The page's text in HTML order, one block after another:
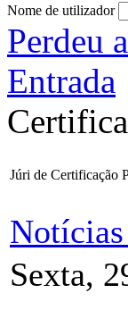
Nome de utilizador
Perdeu
Entrada
Júri de Certificação
Notícias
Sexta,